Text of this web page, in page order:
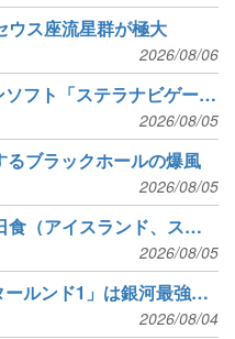
ウス座流星群が極大
2026/08/06
天文シミュレーションソフト「ステラナビゲータ」のモバイル版「ステラナビゲータ・モバイル」リリース
2026/08/05
ブラックホールの爆風
2026/08/05
2026年8月13日 皆既日食（アイスランド、スペインなど）
2026/08/05
大質量星団「ウェスタールンド1」は銀河最強クラスの宇宙線加速器
2026/08/04